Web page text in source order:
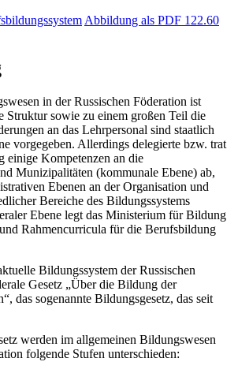
Abbildung als PDF 122.60
in der Russischen Föderation ist
Struktur sowie zu einem großen Teil die
an das Lehrpersonal sind staatlich
vorgegeben. Allerdings delegierte bzw. trat
einige Kompetenzen an die
Munizipalitäten (kommunale Ebene) ab,
Ebenen an der Organisation und
Bereiche des Bildungssystems
Ebene legt das Ministerium für Bildung
Rahmencurricula für die Berufsbildung
Bildungssystem der Russischen
Gesetz „Über die Bildung der
das sogenannte Bildungsgesetz, das seit
werden im allgemeinen Bildungswesen
folgende Stufen unterschieden: